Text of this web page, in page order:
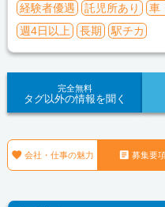
経験者優遇
託児所あり
車
週4日以上
長期 駅チカ
完全無料
タグ以外の情報を聞く
 会社・仕事の魅力  募集要